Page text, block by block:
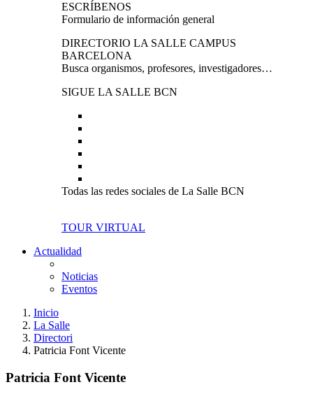
ESCRÍBENOS
Formulario de información general
DIRECTORIO LA SALLE CAMPUS
BARCELONA
Busca organismos, profesores, investigadores…
SIGUE LA SALLE BCN
Todas las redes sociales de La Salle BCN
TOUR VIRTUAL
Actualidad
Noticias
Eventos
Inicio
La Salle
Directori
Patricia Font Vicente
Patricia Font Vicente